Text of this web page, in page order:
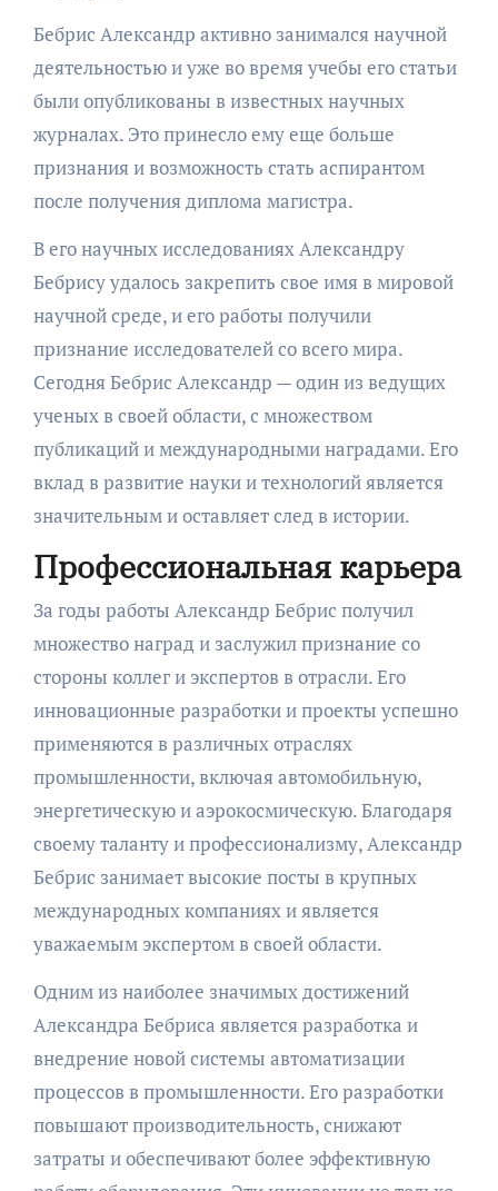
Бебрис Александр активно занимался научной
деятельностью и уже во время учебы его статьи
были опубликованы в известных научных
журналах. Это принесло ему еще больше
признания и возможность стать аспирантом
после получения диплома магистра.
В его научных исследованиях Александру
Бебрису удалось закрепить свое имя в мировой
научной среде, и его работы получили
признание исследователей со всего мира.
Сегодня Бебрис Александр — один из ведущих
ученых в своей области, с множеством
публикаций и международными наградами. Его
вклад в развитие науки и технологий является
значительным и оставляет след в истории.
Профессиональная карьера
За годы работы Александр Бебрис получил
множество наград и заслужил признание со
стороны коллег и экспертов в отрасли. Его
инновационные разработки и проекты успешно
применяются в различных отраслях
промышленности, включая автомобильную,
энергетическую и аэрокосмическую. Благодаря
своему таланту и профессионализму, Александр
Бебрис занимает высокие посты в крупных
международных компаниях и является
уважаемым экспертом в своей области.
Одним из наиболее значимых достижений
Александра Бебриса является разработка и
внедрение новой системы автоматизации
процессов в промышленности. Его разработки
повышают производительность, снижают
затраты и обеспечивают более эффективную